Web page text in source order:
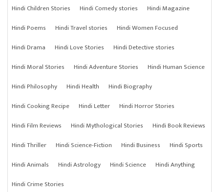
Hindi Children Stories
Hindi Comedy stories
Hindi Magazine
Hindi Poems
Hindi Travel stories
Hindi Women Focused
Hindi Drama
Hindi Love Stories
Hindi Detective stories
Hindi Moral Stories
Hindi Adventure Stories
Hindi Human Science
Hindi Philosophy
Hindi Health
Hindi Biography
Hindi Cooking Recipe
Hindi Letter
Hindi Horror Stories
Hindi Film Reviews
Hindi Mythological Stories
Hindi Book Reviews
Hindi Thriller
Hindi Science-Fiction Hindi Business
Hindi Sports
Hindi Animals
Hindi Astrology Hindi Science
Hindi Anything
Hindi Crime Stories